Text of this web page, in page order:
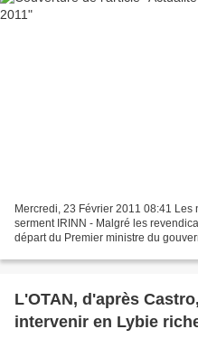
Mercredi, 23 Février 2011 08:41
serment IRINN - Malgré les
départ du Premier ministre du
L'OTAN, d'après
intervenir en Lybie